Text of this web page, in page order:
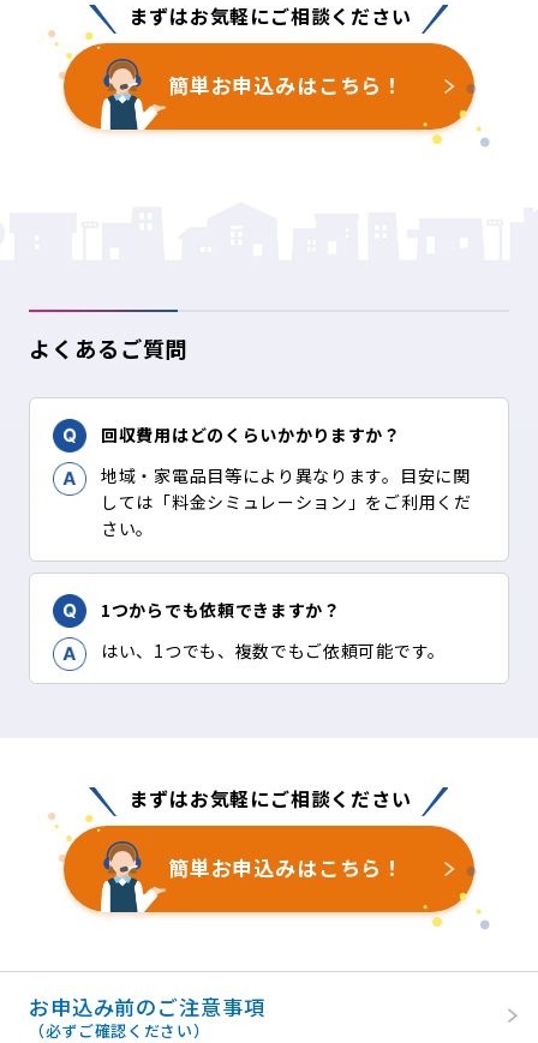
まずはお気軽にご相談ください
簡単お申込みはこちら！
よくあるご質問
回収費用はどのくらいかかりますか？
地域・家電品目等により異なります。目安に関
しては「料金シミュレーション」をご利用くだ
さい。
1つからでも依頼できますか？
はい、1つでも、複数でもご依頼可能です。
まずはお気軽にご相談ください
簡単お申込みはこちら！
お申込み前のご注意事項
（必ずご確認ください）